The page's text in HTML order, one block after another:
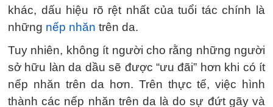
khác, dấu hiệu rõ rệt nhất của tuổi tác chính là
những nếp nhăn trên da.
Tuy nhiên, không ít người cho rằng những người
sở hữu làn da dầu sẽ được “ưu đãi” hơn khi có ít
nếp nhăn trên da hơn. Trên thực tế, việc hình
thành các nếp nhăn trên da là do sự đứt gãy và